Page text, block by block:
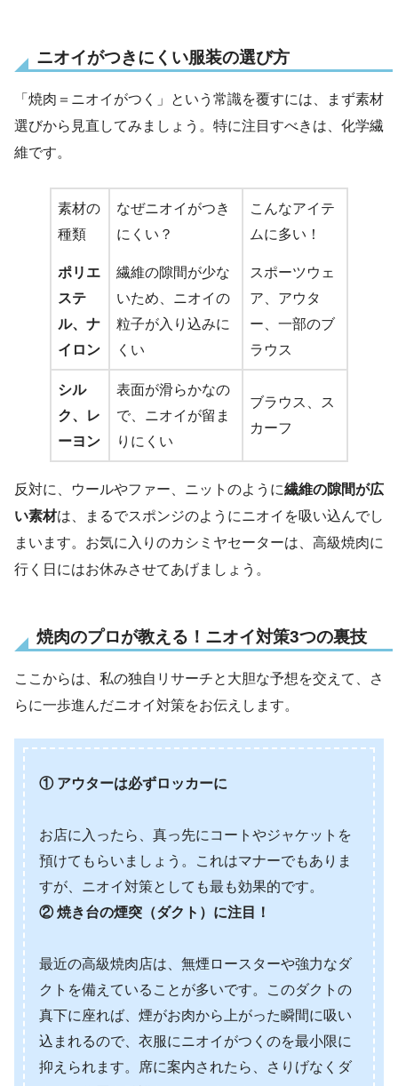
ニオイがつきにくい服装の選び方
「焼肉＝ニオイがつく」という常識を覆すには、まず素材
選びから見直してみましょう。特に注目すべきは、化学繊
維です。
素材の
種類
なぜニオイがつき
にくい？
こんなアイテ
ムに多い！
ポリエ
ステ
ル、ナ
イロン
繊維の隙間が少な
いため、ニオイの
粒子が入り込みに
くい
スポーツウェ
ア、アウタ
ー、一部のブ
ラウス
シル
ク、レ
ーヨン
表面が滑らかなの
で、ニオイが留ま
りにくい
ブラウス、ス
カーフ
反対に、ウールやファー、ニットのように繊維の隙間が広
い素材は、まるでスポンジのようにニオイを吸い込んでし
まいます。お気に入りのカシミヤセーターは、高級焼肉に
行く日にはお休みさせてあげましょう。
焼肉のプロが教える！ニオイ対策3つの裏技
ここからは、私の独自リサーチと大胆な予想を交えて、さ
らに一歩進んだニオイ対策をお伝えします。
① アウターは必ずロッカーに
お店に入ったら、真っ先にコートやジャケットを
預けてもらいましょう。これはマナーでもありま
すが、ニオイ対策としても最も効果的です。
② 焼き台の煙突（ダクト）に注目！
最近の高級焼肉店は、無煙ロースターや強力なダ
クトを備えていることが多いです。このダクトの
真下に座れば、煙がお肉から上がった瞬間に吸い
込まれるので、衣服にニオイがつくのを最小限に
抑えられます。席に案内されたら、さりげなくダ